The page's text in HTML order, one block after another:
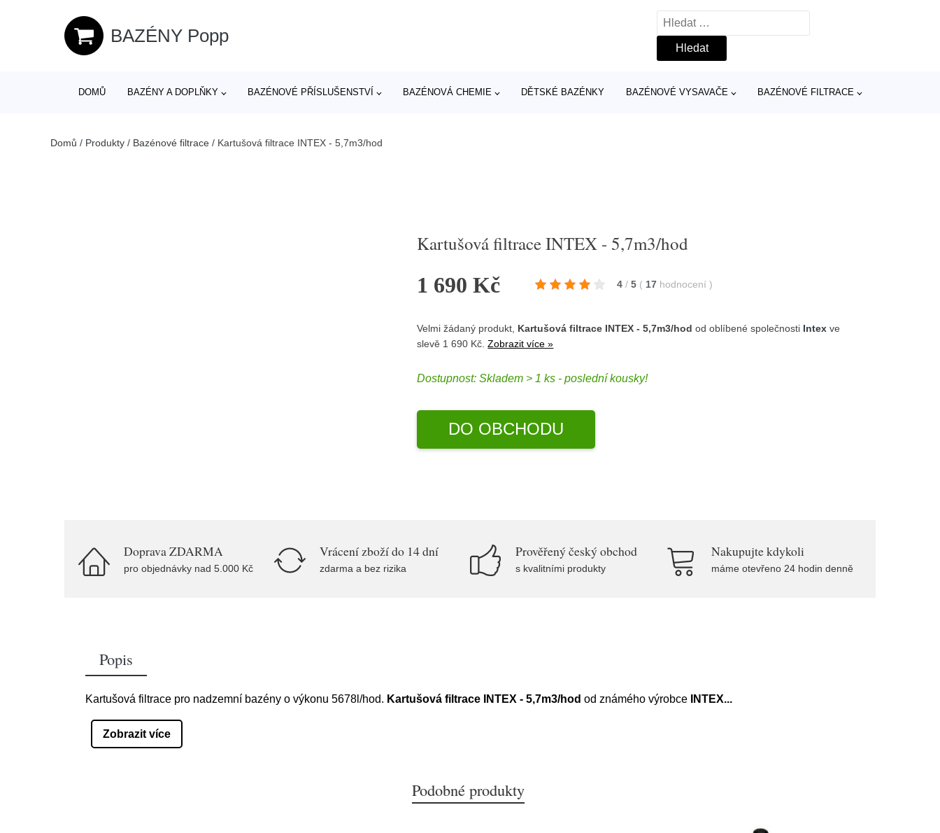
BAZÉNY Popp
Vyhledávání
DOMŮ BAZÉNY A DOPLŇKY BAZÉNOVÉ PŘÍSLUŠENSTVÍ BAZÉNOVÁ CHEMIE DĚTSKÉ BAZÉNKY BAZÉNOVÉ VYSAVAČE BAZÉNOVÉ FILTRACE
Domů / Produkty / Bazénové filtrace / Kartušová filtrace INTEX - 5,7m3/hod
Kartušová filtrace INTEX - 5,7m3/hod
1 690 Kč 4 / 5 ( 17 hodnocení)
Velmi žádaný produkt, Kartušová filtrace INTEX - 5,7m3/hod od oblíbené společnosti Intex ve
slevě 1 690 Kč.Zobrazit více »
Dostupnost:Skladem > 1 ks - poslední kousky!
DO OBCHODU
Doprava ZDARMA
pro objednávky nad 5.000 Kč
Vrácení zboží do 14 dní
zdarma a bez rizika
Prověřený český obchod
s kvalitními produkty
Nakupujte kdykoli
máme otevřeno 24 hodin denně
Popis
Kartušová filtrace pro nadzemní bazény o výkonu 5678l/hod. Kartušová filtrace INTEX - 5,7m3/hod od známého výrobce INTEX...
Zobrazit více
Podobné produkty